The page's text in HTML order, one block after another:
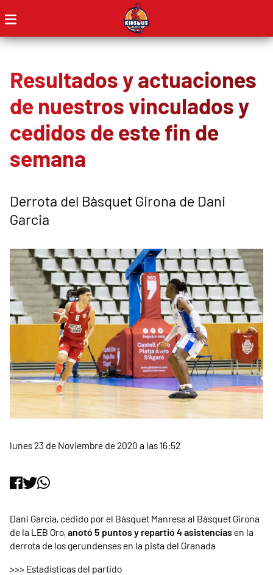
Resultados y actuaciones
de nuestros vinculados y
cedidos de este fin de
semana
Derrota del Bàsquet Girona de Dani
Garcia
lunes 23 de Noviembre de 2020 a las 16:52
Dani Garcia, cedido por el Bàsquet Manresa al Bàsquet Girona
de la LEB Oro,anotó 5 puntos y repartió 4 asistencias en la
derrota de los gerundenses en la pista del Granada
>>> Estadísticas del partido